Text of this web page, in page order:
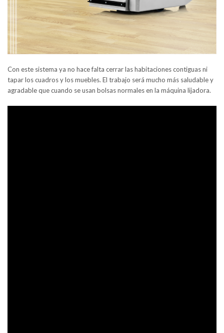
Con este sistema ya no hace falta cerrar las habitaciones contiguas ni
tapar los cuadros y los muebles. El trabajo será mucho más saludable y
agradable que cuando se usan bolsas normales en la máquina lijadora.